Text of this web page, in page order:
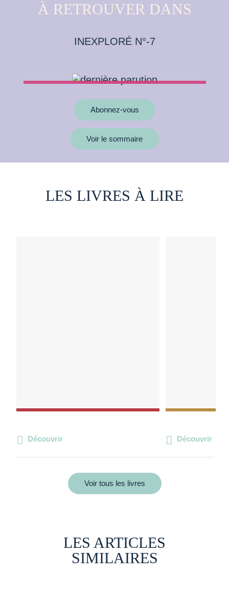
À RETROUVER DANS
INEXPLORÉ N°-7
Abonnez-vous
Voir le sommaire
LES LIVRES À LIRE
Découvrir Découvrir
Voir tous les livres
LES ARTICLES
SIMILAIRES